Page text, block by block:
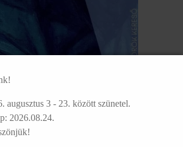
augusztus 3 - 23. között szünetel.
2026.08.24.